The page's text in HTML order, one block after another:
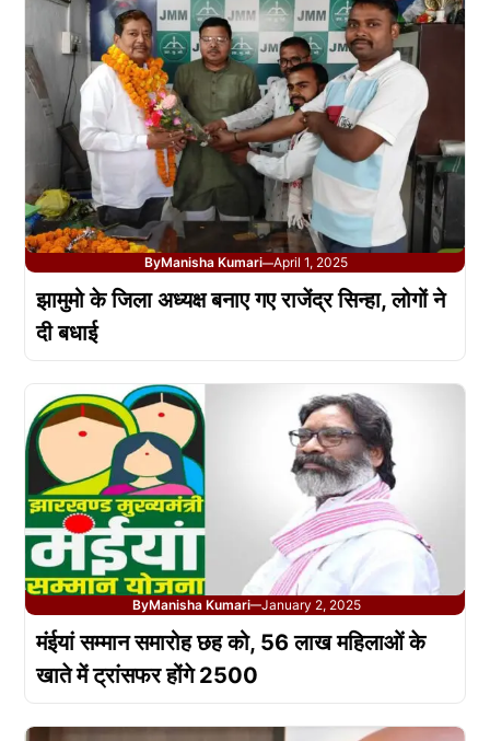
ByManisha Kumari—April 1, 2025
झामुमो के जिला अध्यक्ष बनाए गए राजेंद्र सिन्हा, लोगों ने
दी बधाई
ByManisha Kumari—January 2, 2025
मंईयां सम्मान समारोह छह को, 56 लाख महिलाओं के
खाते में ट्रांसफर होंगे 2500